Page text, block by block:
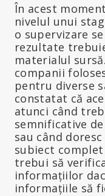
În acest
nivelul unui
o supervizare
rezultate
materialul
companii
pentru diverse
constatat că
atunci când
semnificative
sau când
subiect
trebui să
informațiilor
informațiile să